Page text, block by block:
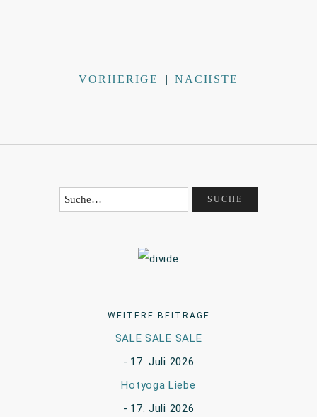
VORHERIGE | NÄCHSTE
WEITERE BEITRÄGE
SALE SALE SALE
17. Juli 2026
Hotyoga Liebe
17. Juli 2026